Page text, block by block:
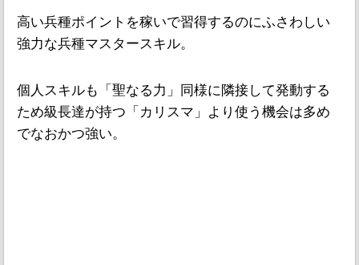
高い兵種ポイントを稼いで習得するのにふさわしい
強力な兵種マスタースキル。
個人スキルも「聖なる力」同様に隣接して発動する
ため級長達が持つ「カリスマ」より使う機会は多め
でなおかつ強い。